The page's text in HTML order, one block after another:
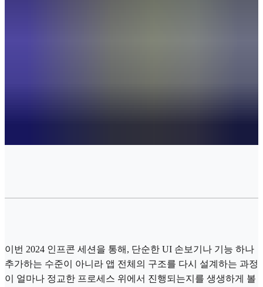
이번 2024 인프콘 세션을 통해, 단순한 UI 손보기나 기능 하나
추가하는 수준이 아니라 앱 전체의 구조를 다시 설계하는 과정
이 얼마나 정교한 프로세스 위에서 진행되는지를 생생하게 볼